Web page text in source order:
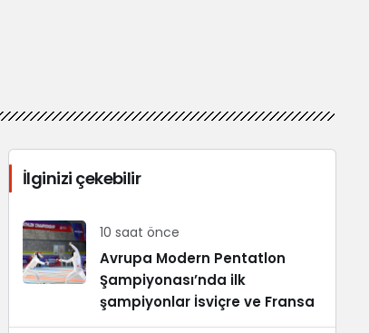
İlginizi çekebilir
10 saat önce
Avrupa Modern Pentatlon
Şampiyonası’nda ilk
şampiyonlar İsviçre ve Fransa